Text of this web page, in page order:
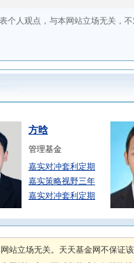
方晗
管理基金
嘉实对冲套利定期
嘉实策略视野三年
嘉实对冲套利定期
张文玥
管理基金
嘉实活期宝货币A
站立场无关。天天基金网不保